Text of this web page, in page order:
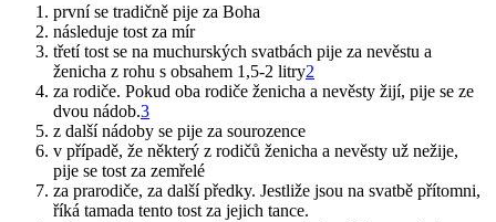
první se tradičně pije za Boha
následuje tost za mír
třetí tost se na muchurských svatbách pije za nevěstu a
ženicha z rohu s obsahem 1,5-2 litry2
za rodiče. Pokud oba rodiče ženicha a nevěsty žijí, pije se ze
dvou nádob.3
z další nádoby se pije za sourozence
v případě, že některý z rodičů ženicha a nevěsty už nežije,
pije se tost za zemřelé
za prarodiče, za další předky. Jestliže jsou na svatbě přítomni,
říká tamada tento tost za jejich tance.